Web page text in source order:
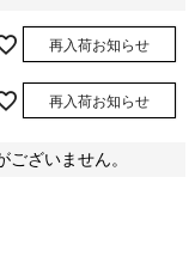
再入荷お知らせ
再入荷お知らせ
ざいません。